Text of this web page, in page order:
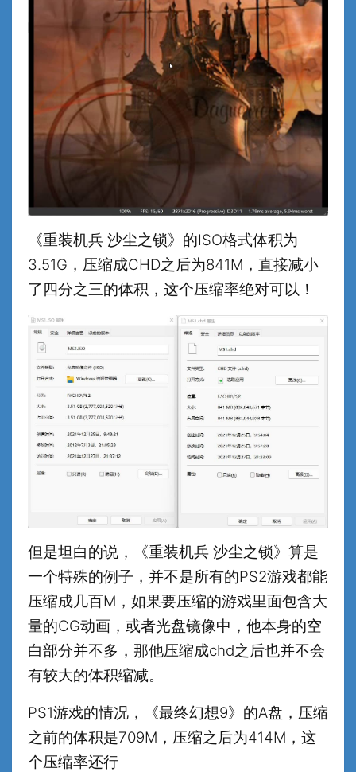
《重装机兵 沙尘之锁》的ISO格式体积为
3.51G，压缩成CHD之后为841M，直接减小
了四分之三的体积，这个压缩率绝对可以！
但是坦白的说，《重装机兵 沙尘之锁》算是
一个特殊的例子，并不是所有的PS2游戏都能
压缩成几百M，如果要压缩的游戏里面包含大
量的CG动画，或者光盘镜像中，他本身的空
白部分并不多，那他压缩成chd之后也并不会
有较大的体积缩减。
PS1游戏的情况，《最终幻想9》的A盘，压缩
之前的体积是709M，压缩之后为414M，这
个压缩率还行